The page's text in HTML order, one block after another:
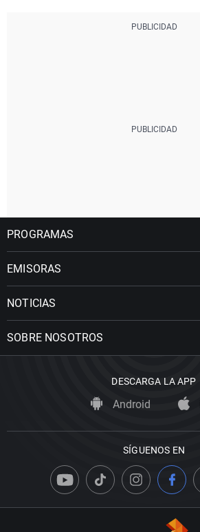
PROGRAMAS
EMISORAS
NOTICIAS
SOBRE NOSOTROS
DESCARGA LA APP
Android
SÍGUENOS EN